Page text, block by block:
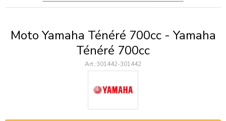
Moto Yamaha Ténéré 700cc - Yamaha
Ténéré 700cc
301442-301442
Mensaje